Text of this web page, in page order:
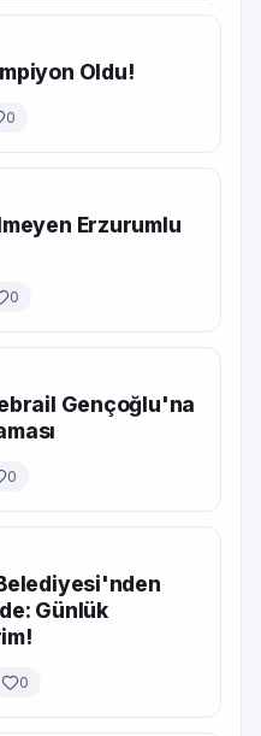
Oldu!
0
Erzurumlu
0
Gençoğlu'na
0
Günlük
0